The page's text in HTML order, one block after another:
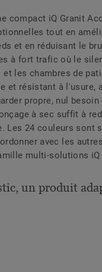
compact iQ Granit
tout en
et en réduisant le
à fort trafic où le
les chambres de
et résistant à l'usure,
propre, nul
à sec suffit à
Les 24 couleurs sont
avec les
multi-solutions iQ
un produit